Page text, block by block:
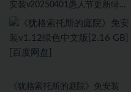
安装v20250401愚人节更新绿色
《犹格索托斯的庭院》免安装